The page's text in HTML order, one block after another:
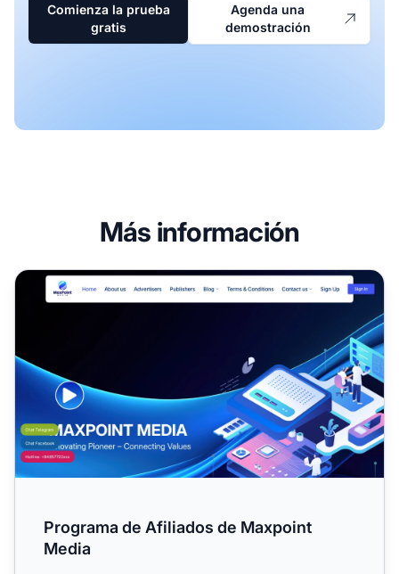
Comienza la prueba
gratis
Agenda una
demostración
Más información
Programa de Afiliados de Maxpoint Media
Programa de Afiliados de Maxpoint
Media